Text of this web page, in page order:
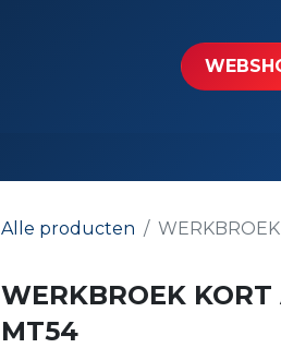
Contact
Alle producten
WERKBROEK
MT54